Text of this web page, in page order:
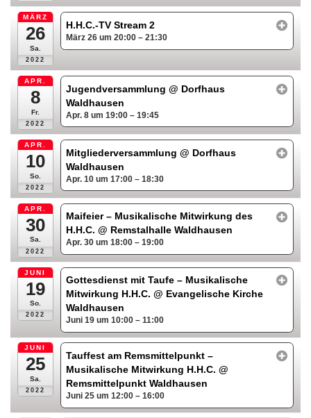
MÄRZ
26
Sa.
2022
H.H.C.-TV Stream 2
März 26 um 20:00 – 21:30
APR.
8
Fr.
2022
Jugendversammlung@ Dorfhaus
Waldhausen
Apr. 8 um 19:00 – 19:45
APR.
10
So.
2022
Mitgliederversammlung@ Dorfhaus
Waldhausen
Apr. 10 um 17:00 – 18:30
APR.
30
Sa.
2022
Maifeier – Musikalische Mitwirkung des
H.H.C.@ Remstalhalle Waldhausen
Apr. 30 um 18:00 – 19:00
JUNI
19
So.
2022
Gottesdienst mit Taufe – Musikalische
Mitwirkung H.H.C.@ Evangelische Kirche
Waldhausen
Juni 19 um 10:00 – 11:00
JUNI
25
Sa.
2022
Tauffest am Remsmittelpunkt –
Musikalische Mitwirkung H.H.C.@
Remsmittelpunkt Waldhausen
Juni 25 um 12:00 – 16:00